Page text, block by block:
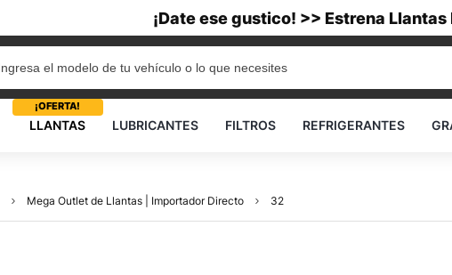
¡Date ese gustico! >> Estrena Llantas
LLANTAS
¡OFERTA!
LUBRICANTES FILTROS REFRIGERANTES
Mega Outlet de Llantas | Importador Directo 32